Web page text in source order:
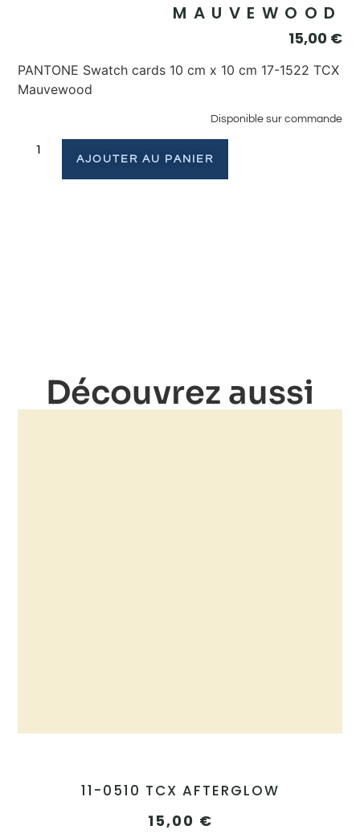
MAUVEWOOD
15,00 €
PANTONE Swatch cards 10 cm x 10 cm 17-1522 TCX
Mauvewood
Disponible sur commande
AJOUTER AU PANIER
Découvrez aussi
11-0510 TCX AFTERGLOW
15,00 €